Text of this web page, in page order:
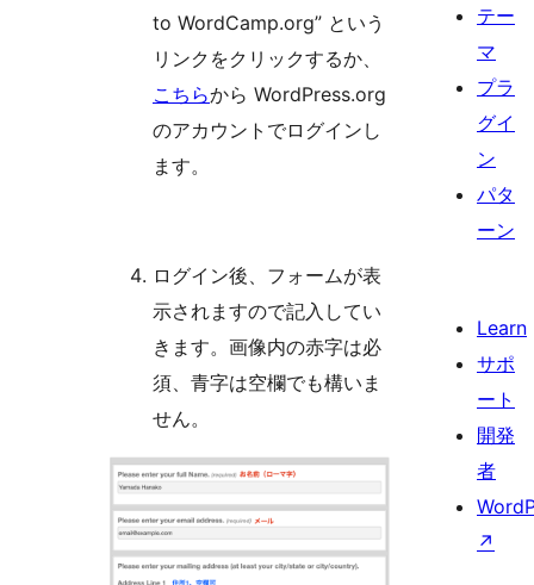
to WordCamp.org” という
リンクをクリックするか、
こちらから WordPress.org
のアカウントでログインし
ます。
ログイン後、フォームが表
示されますので記入してい
きます。画像内の赤字は必
須、青字は空欄でも構いま
せん。
テー
マ
プラ
グイ
ン
パタ
ーン
Learn
サポ
ート
開発
者
↗